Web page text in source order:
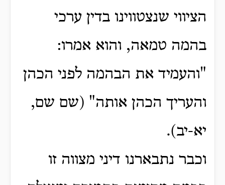
הציווי שנצטווינו בדין ערכי
בהמה טמאה, והוא אמרו:
"והעמיד את הבהמה לפני הכהן
והעריך הכהן אותה" (שם שם,
יא-יב).
וכבר נתבארנו דיני מצווה זו